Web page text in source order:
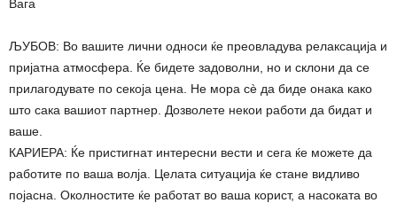
Вага
ЉУБОВ: Во вашите лични односи ќе преовладува релаксација и
пријатна атмосфера. Ќе бидете задоволни, но и склони да се
прилагодувате по секоја цена. Не мора сè да биде онака како
што сака вашиот партнер. Дозволете некои работи да бидат и
ваше.
КАРИЕРА: Ќе пристигнат интересни вести и сега ќе можете да
работите по ваша волја. Целата ситуација ќе стане видливо
појасна. Околностите ќе работат во ваша корист, а насоката во